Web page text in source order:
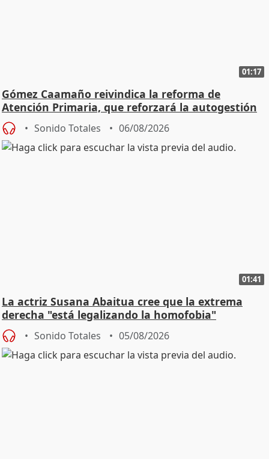
01:17
Gómez Caamaño reivindica la reforma de
Atención Primaria, que reforzará la autogestión
Sonido Totales 06/08/2026
01:41
La actriz Susana Abaitua cree que la extrema
derecha "está legalizando la homofobia"
Sonido Totales 05/08/2026